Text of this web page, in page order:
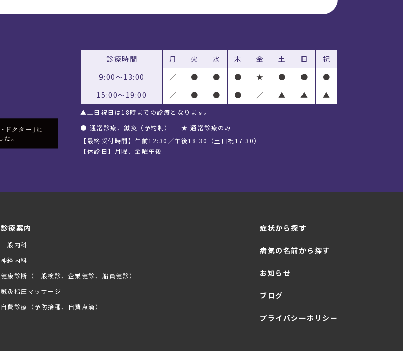
診療時間 月 火 水 木 金 土 日
祝
9:00〜13:00
／ ● ● ● ★ ● ●
●
15:00〜19:00
／ ● ● ● ／ ▲ ▲ ▲
▲土日祝日は18時までの診療となります。
● 通常診療、鍼灸（予約制） ★ 通常診療のみ
【最終受付時間】午前12:30／午後18:30（土日祝17:30）
【休診日】月曜、金曜午後
診療案内
一般内科
神経内科
健康診断（一般検診、企業健診、船員健診）
鍼灸指圧マッサージ
自費診療（予防接種、自費点滴）
症状から探す
病気の名前から探す
お知らせ
ブログ
プライバシーポリシー